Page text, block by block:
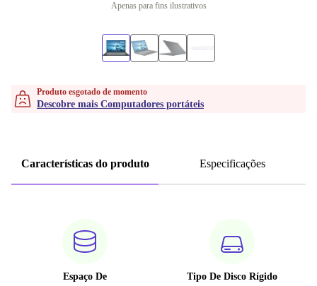
Apenas para fins ilustrativos
Produto esgotado de momento
Descobre mais Computadores portáteis
Características do produto Especificações
Espaço De
Tipo De Disco Rígido